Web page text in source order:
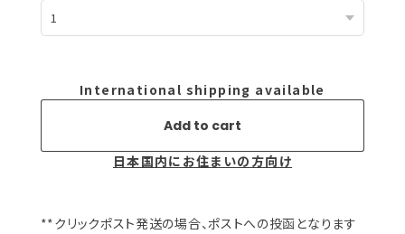
International shipping available
Add to cart
日本国内にお住まいの方向け
**クリックポスト発送の場合、ポストへの投函となります